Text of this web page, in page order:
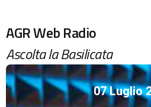
AGR Web Radio
Ascolta la Basilicata
07 Luglio